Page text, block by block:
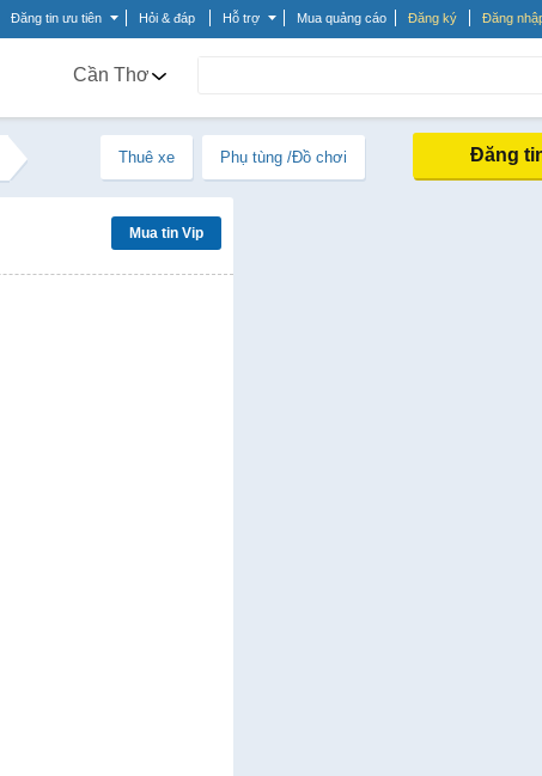
Đăng tin ưu tiên Hỏi & đáp Hỗ trợ Mua quảng cáo Đăng ký Đăng
Cần Thơ
Thuê xe Phụ tùng /Đồ chơi Đăng
Mua tin Vip